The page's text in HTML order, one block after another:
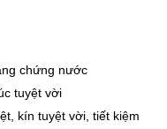
chứng nước
tuyệt vời
kín tuyệt vời, tiết kiệm